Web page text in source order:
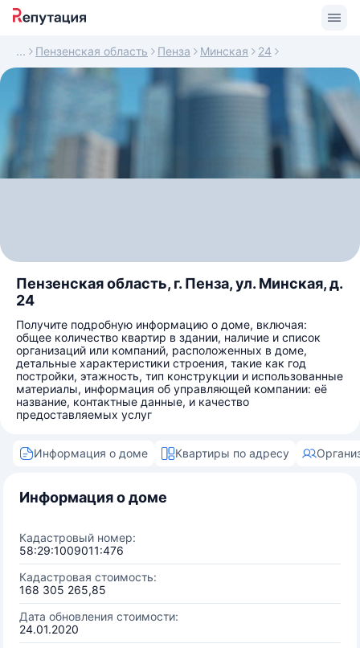
Пензенская область Пенза Минская 24
Пензенская область, г. Пенза, ул. Минская, д.
24
Получите подробную информацию о доме, включая:
общее количество квартир в здании, наличие и список
организаций или компаний, расположенных в доме,
детальные характеристики строения, такие как год
постройки, этажность, тип конструкции и использованные
материалы, информация об управляющей компании: её
название, контактные данные, и качество
предоставляемых услуг
Информация о доме Квартиры по адресу
Информация о доме
Кадастровый номер:
58:29:1009011:476
Кадастровая стоимость:
168 305 265,85
Дата обновления стоимости:
24.01.2020